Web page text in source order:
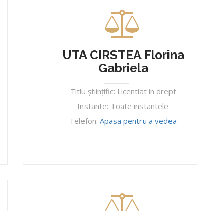
UTA CIRSTEA Florina
Gabriela
Titlu ştiinţific: Licentiat in drept
Instante: Toate instantele
Telefon:Apasa pentru a vedea